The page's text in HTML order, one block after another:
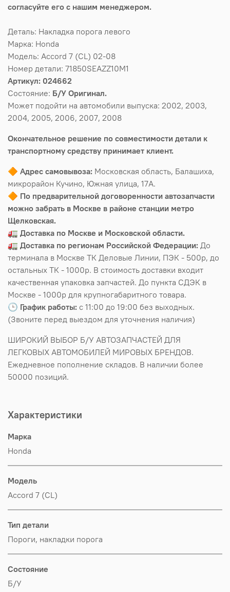
согласуйте его с нашим менеджером.
Деталь: Накладка порога левого
Марка: Honda
Модель: Accord 7 (CL) 02-08
Номер детали: 71850SEAZZ10M1
Артикул: 024662
Состояние: Б/У Оригинал.
Может подойти на автомобили выпуска: 2002, 2003,
2004, 2005, 2006, 2007, 2008
Окончательное решение по совместимости детали к
транспортному средству принимает клиент.
🔶 Адрес самовывоза: Московская область, Балашиха,
микрорайон Кучино, Южная улица, 17А.
🔶 По предварительной договоренности автозапчасти
можно забрать в Москве в районе станции метро
Щелковская.
🚛 Доставка по Москве и Московской области.
🚛 Доставка по регионам Российской Федерации: До
терминала в Москве ТК Деловые Линии, ПЭК - 500р, до
остальных ТК - 1000р. В стоимость доставки входит
качественная упаковка запчастей. До пункта СДЭК в
Москве - 1000р для крупногабаритного товара.
🕒 График работы: с 11:00 до 19:00 без выходных.
(Звоните перед выездом для уточнения наличия)
ШИРОКИЙ ВЫБОР Б/У АВТОЗАПЧАСТЕЙ ДЛЯ
ЛЕГКОВЫХ АВТОМОБИЛЕЙ МИРОВЫХ БРЕНДОВ.
Ежедневное пополнение складов. В наличии более
50000 позиций.
Характеристики
Марка
Honda
Модель
Accord 7 (CL)
Тип детали
Пороги, накладки порога
Состояние
Б/У